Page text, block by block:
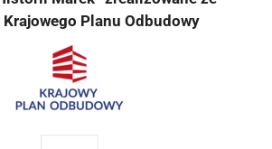
Planu Odbudowy